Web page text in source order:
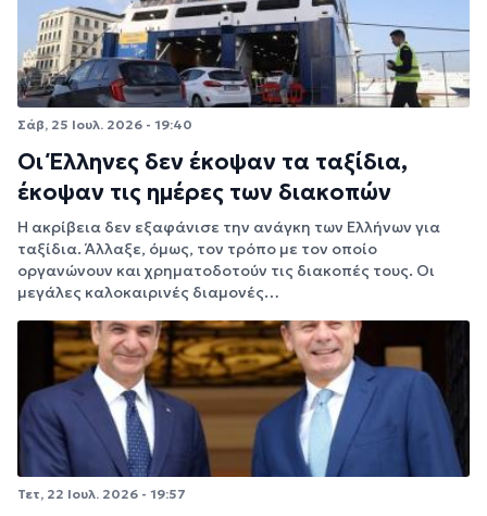
Σάβ, 25 Ιουλ. 2026 - 19:40
Οι Έλληνες δεν έκοψαν τα ταξίδια,
έκοψαν τις ημέρες των διακοπών
Η ακρίβεια δεν εξαφάνισε την ανάγκη των Ελλήνων για
ταξίδια. Άλλαξε, όμως, τον τρόπο με τον οποίο
οργανώνουν και χρηματοδοτούν τις διακοπές τους. Οι
μεγάλες καλοκαιρινές διαμονές…
Τετ, 22 Ιουλ. 2026 - 19:57